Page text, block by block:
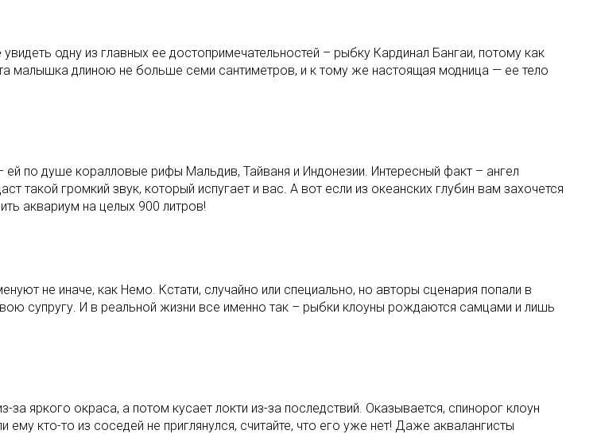
одну из главных ее достопримечательностей – рыбку Кардинал Бангаи, потому как
малышка длиною не больше семи сантиметров, и к тому же настоящая модница — ее тело
по душе коралловые рифы Мальдив, Тайваня и Индонезии. Интересный факт – ангел
такой громкий звук, который испугает и вас. А вот если из океанских глубин вам захочется
аквариум на целых 900 литров!
не иначе, как Немо. Кстати, случайно или специально, но авторы сценария попали в
супругу. И в реальной жизни все именно так – рыбки клоуны рождаются самцами и лишь
яркого окраса, а потом кусает локти из-за последствий. Оказывается, спинорог клоун
кто-то из соседей не приглянулся, считайте, что его уже нет! Даже аквалангисты